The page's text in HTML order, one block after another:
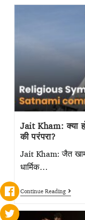
Jait Kham: क्या
की परंपरा?
Jait Kham: जैत
धार्मिक…
Continue Reading